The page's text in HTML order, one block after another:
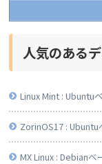
人気のある
Linux Mint : Ubuntu
ZorinOS17 : Ubuntu
MX Linux : Debianベ